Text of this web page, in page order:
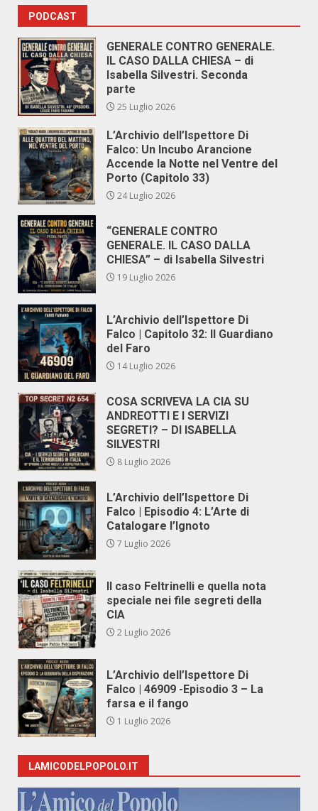
PODCAST
GENERALE CONTRO GENERALE.
IL CASO DALLA CHIESA – di
Isabella Silvestri. Seconda
parte
25 Luglio 2026
L’Archivio dell’Ispettore Di
Falco: Un Incubo Arancione
Accende la Notte nel Ventre del
Porto (Capitolo 33)
24 Luglio 2026
“GENERALE CONTRO
GENERALE. IL CASO DALLA
CHIESA” – di Isabella Silvestri
19 Luglio 2026
L’Archivio dell’Ispettore Di
Falco | Capitolo 32: Il Guardiano
del Faro
14 Luglio 2026
COSA SCRIVEVA LA CIA SU
ANDREOTTI E I SERVIZI
SEGRETI? – DI ISABELLA
SILVESTRI
8 Luglio 2026
L’Archivio dell’Ispettore Di
Falco | Episodio 4: L’Arte di
Catalogare l’Ignoto
7 Luglio 2026
Il caso Feltrinelli e quella nota
speciale nei file segreti della
CIA
2 Luglio 2026
L’Archivio dell’Ispettore Di
Falco | 46909 -Episodio 3 – La
farsa e il fango
1 Luglio 2026
LAMICODELPOPOLO.IT